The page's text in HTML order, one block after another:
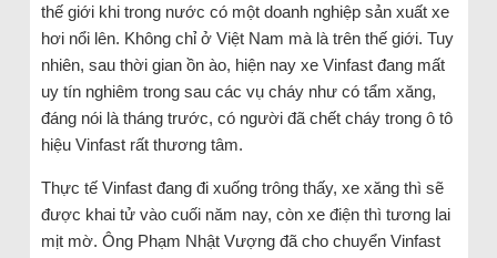
thế giới khi trong nước có một doanh nghiệp sản xuất xe
hơi nổi lên. Không chỉ ở Việt Nam mà là trên thế giới. Tuy
nhiên, sau thời gian ồn ào, hiện nay xe Vinfast đang mất
uy tín nghiêm trong sau các vụ cháy như có tẩm xăng,
đáng nói là tháng trước, có người đã chết cháy trong ô tô
hiệu Vinfast rất thương tâm.
Thực tế Vinfast đang đi xuống trông thấy, xe xăng thì sẽ
được khai tử vào cuối năm nay, còn xe điện thì tương lai
mịt mờ. Ông Phạm Nhật Vượng đã cho chuyển Vinfast